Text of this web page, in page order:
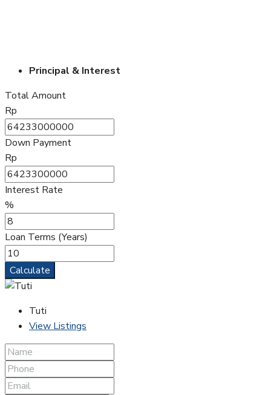
Principal & Interest
Total Amount
Rp
Down Payment
Rp
Interest Rate
%
Loan Terms (Years)
Calculate
Tuti
View Listings